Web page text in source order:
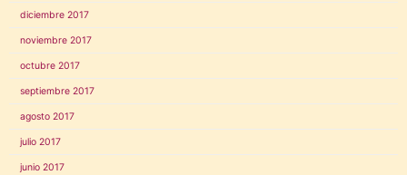
diciembre 2017
noviembre 2017
octubre 2017
septiembre 2017
agosto 2017
julio 2017
junio 2017